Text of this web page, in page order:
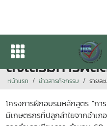
โครงการฝึกอ
ส่งเสริมการผลิ
หน้าแรก ข่าวสารกิจกรรม รายล
โครงการฝึกอบรมหลักสูตร "กา
มีเกษตรกรที่ปลูกลำไยจากอำเ